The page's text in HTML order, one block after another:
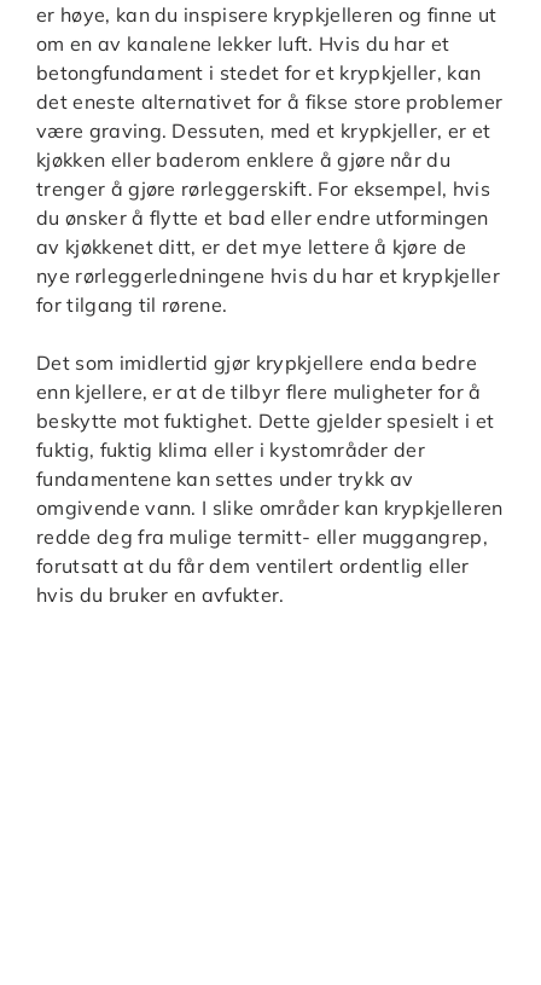
er høye, kan du inspisere krypkjelleren og finne ut
om en av kanalene lekker luft. Hvis du har et
betongfundament i stedet for et krypkjeller, kan
det eneste alternativet for å fikse store problemer
være graving. Dessuten, med et krypkjeller, er et
kjøkken eller baderom enklere å gjøre når du
trenger å gjøre rørleggerskift. For eksempel, hvis
du ønsker å flytte et bad eller endre utformingen
av kjøkkenet ditt, er det mye lettere å kjøre de
nye rørleggerledningene hvis du har et krypkjeller
for tilgang til rørene.
Det som imidlertid gjør krypkjellere enda bedre
enn kjellere, er at de tilbyr flere muligheter for å
beskytte mot fuktighet. Dette gjelder spesielt i et
fuktig, fuktig klima eller i kystområder der
fundamentene kan settes under trykk av
omgivende vann. I slike områder kan krypkjelleren
redde deg fra mulige termitt- eller muggangrep,
forutsatt at du får dem ventilert ordentlig eller
hvis du bruker en avfukter.